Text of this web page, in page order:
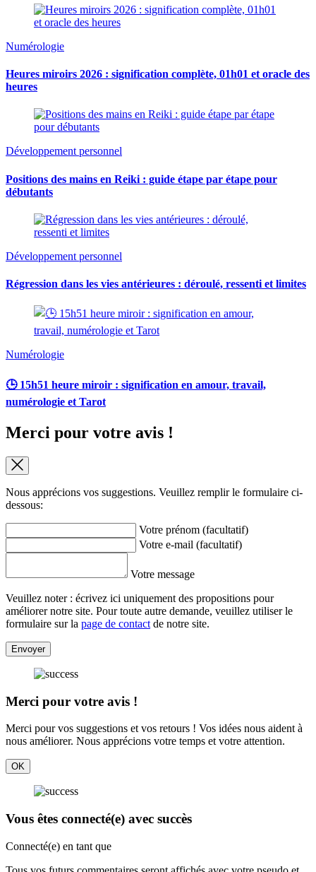
Numérologie
Heures miroirs 2026 : signification complète, 01h01 et oracle des
heures
Développement personnel
Positions des mains en Reiki : guide étape par étape pour
débutants
Développement personnel
Régression dans les vies antérieures : déroulé, ressenti et limites
Numérologie
🕒 15h51 heure miroir : signification en amour, travail,
numérologie et Tarot
Merci pour votre avis !
Nous apprécions vos suggestions. Veuillez remplir le formulaire ci-
dessous:
Votre prénom (facultatif)
Votre e-mail (facultatif)
Votre message
Veuillez noter : écrivez ici uniquement des propositions pour
améliorer notre site. Pour toute autre demande, veuillez utiliser le
formulaire sur la page de contact de notre site.
Envoyer
Merci pour votre avis !
Merci pour vos suggestions et vos retours ! Vos idées nous aident à
nous améliorer. Nous apprécions votre temps et votre attention.
OK
Vous êtes connecté(e) avec succès
Connecté(e) en tant que